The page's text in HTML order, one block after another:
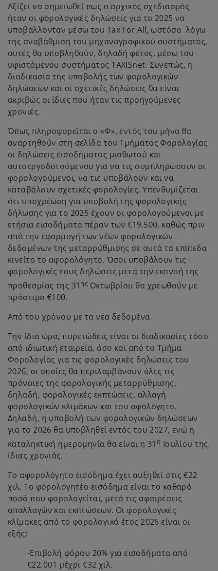
Αξίζει να σημειωθεί πως ο αρχικός σχεδιασμός
ήταν οι φορολογικές δηλώσεις για το 2025 να
υποβάλλονταν μέσω του Tax For All, ωστόσο λόγω
της αναβάθμιση του μηχανογραφικού συστήματος,
αυτές θα υποβληθούν, δηλαδή φέτος, μέσω του
υφιστάμενου συστήματος TAXISnet. Συνεπώς, η
διαδικασία της υποβολής των φορολογικών
δηλώσεων και οι σχετικές δηλώσεις θα είναι
ακριβώς οι ίδιες που ήταν τις προηγούμενες
χρονιές.
Όπως πληροφορείται ο «Φ», εντός του μήνα θα
αναρτηθούν στη σελίδα του Τμήματος Φορολογίας
οι δηλώσεις εισοδήματος μισθωτού και
αυτοεργοδοτούμενου για να τις συμπληρώσουν οι
φορολογούμενοι, να τις υποβάλουν και να
καταβάλουν σχετικές φορολογίες. Υπενθυμίζεται
ότι υποχρέωση για υποβολή της φορολογικής
δήλωσης για το 2025 έχουν οι φορολογούμενοι με
ετήσια εισοδήματα πέραν των €19.500, καθώς πριν
από την εφαρμογή των νέων φορολογικών
δεδομένων της μεταρρύθμισης σε αυτά τα επίπεδα
κινείτο το αφορολόγητο. Όσοι υποβάλουν τις
φορολογικές τους δηλώσεις μετά την εκπνοή της
προθεσμίας της 31 ης Οκτωβρίου θα χρεωθούν με
πρόστιμο €100.
Από του χρόνου με τα νέα δεδομένα
Την ίδια ώρα, πυρετώδεις είναι οι διαδικασίες τόσο
από ιδιωτική εταιρεία, όσο και από το Τμήμα
Φορολογίας για τις φορολογικές δηλώσεις του
2026, οι οποίες θα περιλαμβάνουν όλες τις
πρόνοιες της φορολογικής μεταρρύθμισης,
δηλαδή, φορολογικές εκπτώσεις, αλλαγή
φορολογικών κλιμάκων και του αφολόγητο.
Δηλαδή, η υποβολή των φορολογικών δηλώσεων
για το 2026 θα υποβληθεί εντός του 2027, ενώ η
καταληκτική ημερομηνία θα είναι η 31 η Ιουλίου της
ίδιας χρονιάς.
Το αφορολόγητο εισόδημα έχει αυξηθεί στις €22
χιλ. Το φορολογητέο εισόδημα είναι το καθαρό
ποσό που φορολογείται, μετά τις αφαιρέσεις
απαλλαγών και εκπτώσεων. Οι φορολογικές
κλίμακες από το φορολογικό έτος 2026 είναι οι
εξής:
-Επιβολή φόρου 20% για εισοδήματα από
€22.001 μέχρι €32 χιλ.